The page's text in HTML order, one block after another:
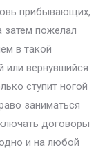
прибывающих,
затем пожелал
в такой
или вернувшийся
ступит ногой
заниматься
договоры
и на любой